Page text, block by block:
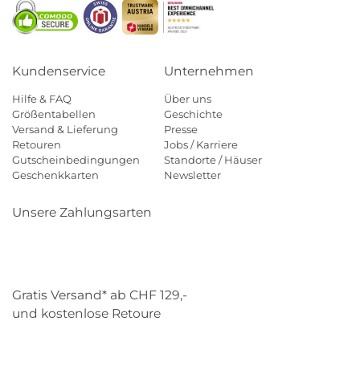
Kundenservice
Hilfe & FAQ
Größentabellen
Versand & Lieferung
Retouren
Gutscheinbedingungen
Geschenkkarten
Unternehmen
Über uns
Geschichte
Presse
Jobs / Karriere
Standorte / Häuser
Newsletter
Unsere Zahlungsarten
Gratis Versand* ab CHF 129,-
und kostenlose Retoure